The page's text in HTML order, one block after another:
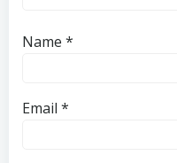
Name *
Email *